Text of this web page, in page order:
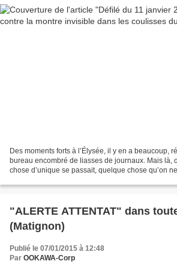
Des moments forts à l’Élysée, il y en a beaucoup,
bureau encombré de liasses de journaux. Mais là,
chose d’unique se passait, quelque chose qu’on
"ALERTE ATTENTAT" dans
(Matignon)
Publié le 07/01/2015 à 12:48
Par OOKAWA-Corp